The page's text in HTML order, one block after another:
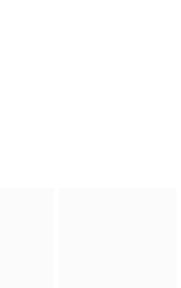
写文章。偶然自己的粉丝